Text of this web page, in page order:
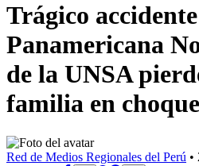
Trágico
Panamericana
de la UNSA
familia en
Red de Medios Regionales del Perú •